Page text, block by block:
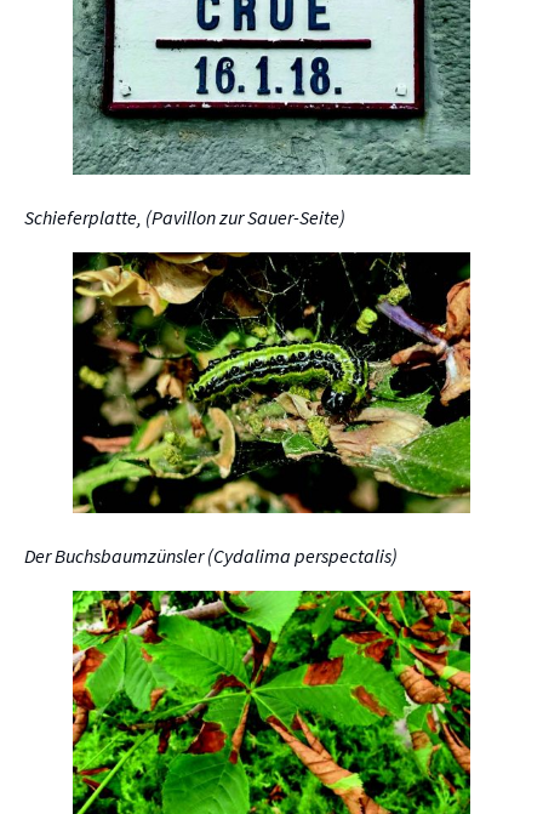
Schieferplatte, (Pavillon zur Sauer-Seite)
Der Buchsbaumzünsler (Cydalima perspectalis)